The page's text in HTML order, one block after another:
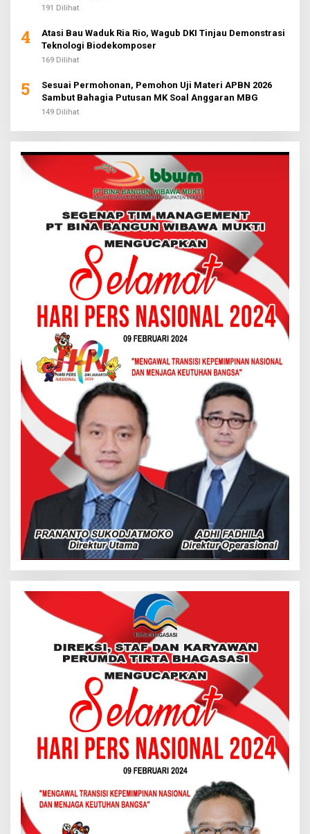
191 Dilihat
4
Atasi Bau Waduk Ria Rio, Wagub DKI Tinjau Demonstrasi
Teknologi Biodekomposer
169 Dilihat
5
Sesuai Permohonan, Pemohon Uji Materi APBN 2026
Sambut Bahagia Putusan MK Soal Anggaran MBG
149 Dilihat